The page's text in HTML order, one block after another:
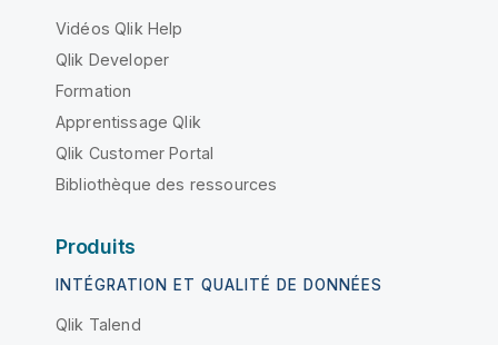
Vidéos Qlik Help
Qlik Developer
Formation
Apprentissage Qlik
Qlik Customer Portal
Bibliothèque des ressources
Produits
INTÉGRATION ET QUALITÉ DE DONNÉES
Qlik Talend